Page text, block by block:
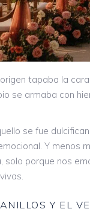
tapaba la
se armaba con
se fue
Y menos
solo porque nos
Y EL